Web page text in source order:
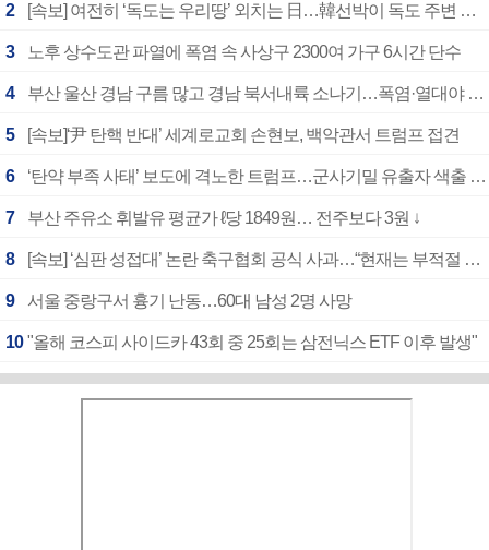
2 [속보] 여전히 ‘독도는 우리땅’ 외치는 日…韓선박이 독도 주변 해양조사 활동하자 반발
3 노후 상수도관 파열에 폭염 속 사상구 2300여 가구 6시간 단수
4 부산 울산 경남 구름 많고 경남 북서내륙 소나기…폭염·열대야 계속
5 [속보]‘尹 탄핵 반대’ 세계로교회 손현보, 백악관서 트럼프 접견
6 ‘탄약 부족 사태’ 보도에 격노한 트럼프…군사기밀 유출자 색출 지시
7 부산 주유소 휘발유 평균가 ℓ당 1849원… 전주보다 3원 ↓
8 [속보] ‘심판 성접대’ 논란 축구협회 공식 사과…“현재는 부적절 행위 없어”
9 서울 중랑구서 흉기 난동…60대 남성 2명 사망
10 "올해 코스피 사이드카 43회 중 25회는 삼전닉스 ETF 이후 발생"